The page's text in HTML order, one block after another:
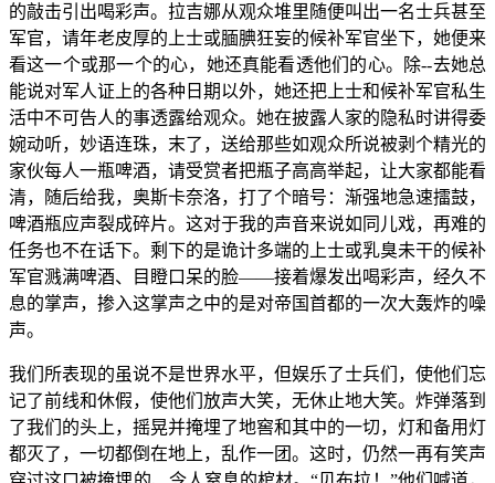
的敲击引出喝彩声。拉吉娜从观众堆里随便叫出一名士兵甚至
军官，请年老皮厚的上士或腼腆狂妄的候补军官坐下，她便来
看这一个或那一个的心，她还真能看透他们的心。除--去她总
能说对军人证上的各种日期以外，她还把上士和候补军官私生
活中不可告人的事透露给观众。她在披露人家的隐私时讲得委
婉动听，妙语连珠，末了，送给那些如观众所说被剥个精光的
家伙每人一瓶啤酒，请受赏者把瓶子高高举起，让大家都能看
清，随后给我，奥斯卡奈洛，打了个暗号：渐强地急速擂鼓，
啤酒瓶应声裂成碎片。这对于我的声音来说如同儿戏，再难的
任务也不在话下。剩下的是诡计多端的上士或乳臭未干的候补
军官溅满啤酒、目瞪口呆的脸——接着爆发出喝彩声，经久不
息的掌声，掺入这掌声之中的是对帝国首都的一次大轰炸的噪
声。
我们所表现的虽说不是世界水平，但娱乐了士兵们，使他们忘
记了前线和休假，使他们放声大笑，无休止地大笑。炸弹落到
了我们的头上，摇晃并掩埋了地窖和其中的一切，灯和备用灯
都灭了，一切都倒在地上，乱作一团。这时，仍然一再有笑声